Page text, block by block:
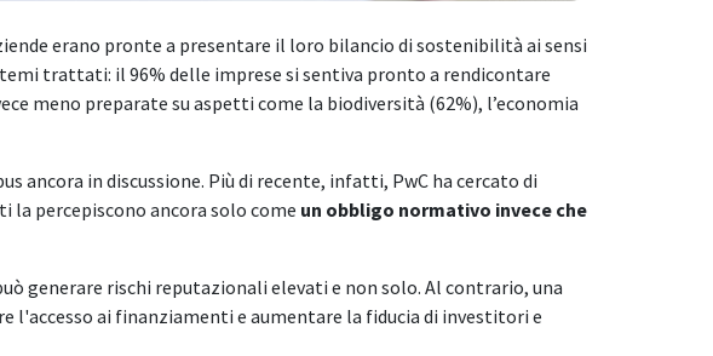
erano pronte a presentare il loro bilancio di sostenibilità ai sensi
trattati: il 96% delle imprese si sentiva pronto a rendicontare
meno preparate su aspetti come la biodiversità (62%), l’economia
ancora in discussione. Più di recente, infatti, PwC ha cercato di
la percepiscono ancora solo come un obbligo normativo invece che
generare rischi reputazionali elevati e non solo. Al contrario, una
ai finanziamenti e aumentare la fiducia di investitori e